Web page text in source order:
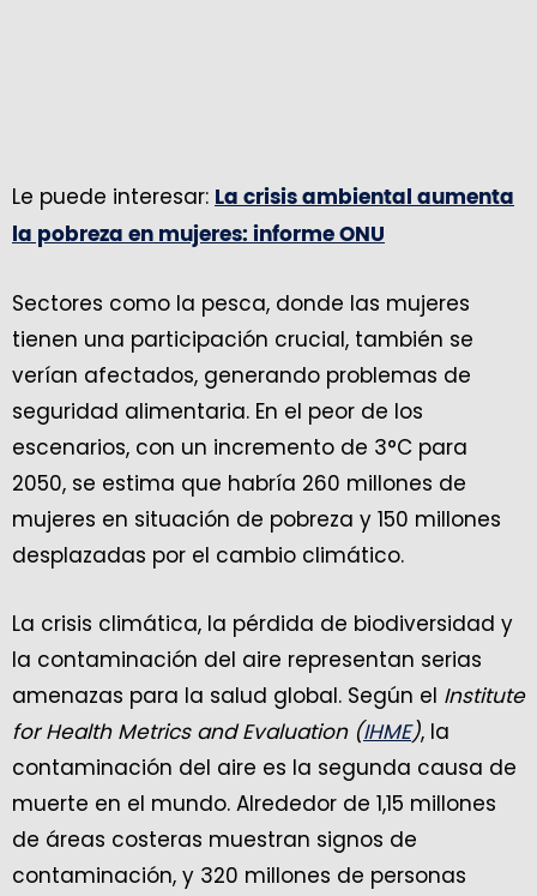
Le puede interesar: La crisis ambiental aumenta
la pobreza en mujeres: informe ONU
Sectores como la pesca, donde las mujeres
tienen una participación crucial, también se
verían afectados, generando problemas de
seguridad alimentaria. En el peor de los
escenarios, con un incremento de 3°C para
2050, se estima que habría 260 millones de
mujeres en situación de pobreza y 150 millones
desplazadas por el cambio climático.
La crisis climática, la pérdida de biodiversidad y
la contaminación del aire representan serias
amenazas para la salud global. Según el Institute
for Health Metrics and Evaluation (IHME), la
contaminación del aire es la segunda causa de
muerte en el mundo. Alrededor de 1,15 millones
de áreas costeras muestran signos de
contaminación, y 320 millones de personas